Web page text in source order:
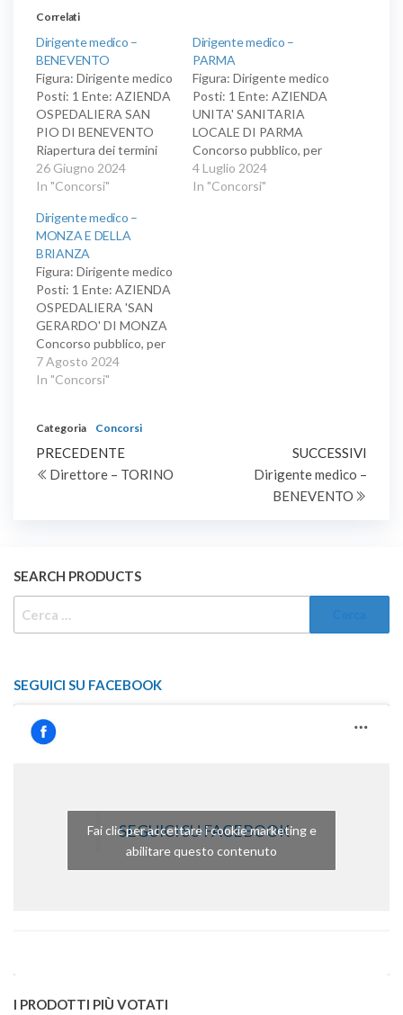
Correlati
Dirigente medico –
BENEVENTO
Figura: Dirigente medico
Posti: 1 Ente: AZIENDA
OSPEDALIERA SAN
PIO DI BENEVENTO
Riapertura dei termini
del concorso pubblico,
per titoli e colloquio, per
di dirigente medico,
disciplina di neurologia.
26 Giugno 2024
In "Concorsi"
Dirigente medico –
PARMA
Figura: Dirigente medico
Posti: 1 Ente: AZIENDA
UNITA' SANITARIA
LOCALE DI PARMA
Concorso pubblico, per
titoli ed esami, per la
copertura di un posto di
4 Luglio 2024
In "Concorsi"
Dirigente medico –
MONZA E DELLA
BRIANZA
Figura: Dirigente medico
Posti: 1 Ente: AZIENDA
OSPEDALIERA 'SAN
GERARDO' DI MONZA
Concorso pubblico, per
titoli ed esami, per la
copertura di un posto di
specialita' chirurgiche,
disciplina di chirurgia
plastica e ricostruttiva, a
7 Agosto 2024
In "Concorsi"
Categoria Concorsi
Navigazione
articoli
Articolo
precedente
PRECEDENTE
Direttore – TORINO
SUCCESSIVI
Dirigente medico –
BENEVENTO
SEARCH PRODUCTS
SEGUICI SU FACEBOOK
SEGUICI SU FACEBOOK
Fai clic per accettare i cookie marketing e
abilitare questo contenuto
I PRODOTTI PIÙ VOTATI